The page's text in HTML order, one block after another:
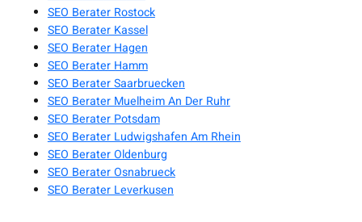
SEO Berater Rostock
SEO Berater Kassel
SEO Berater Hagen
SEO Berater Hamm
SEO Berater Saarbruecken
SEO Berater Muelheim An Der Ruhr
SEO Berater Potsdam
SEO Berater Ludwigshafen Am Rhein
SEO Berater Oldenburg
SEO Berater Osnabrueck
SEO Berater Leverkusen